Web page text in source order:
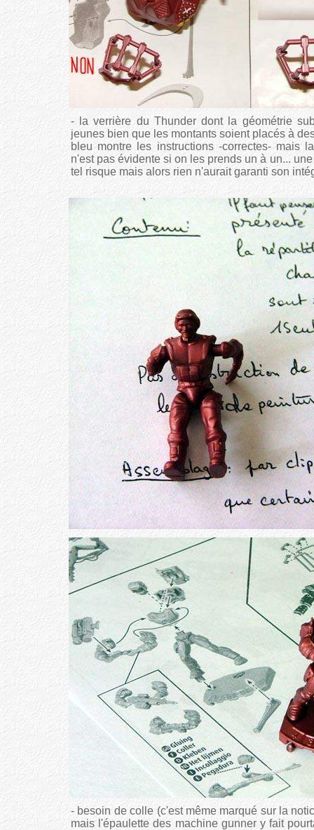
- la verrière du Thunder dont la géométrie
jeunes bien que les montants soient placés à
bleu montre les instructions -correctes- mais
n'est pas évidente si on les prends un à un...
tel risque mais alors rien n'aurait garanti son
- besoin de colle (c'est même marqué sur la
mais l'épaulette des machine gunner y fait